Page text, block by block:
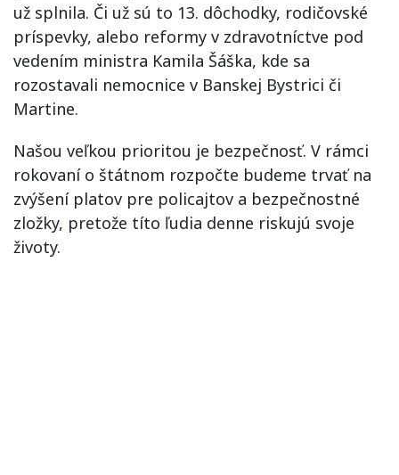
už splnila. Či už sú to 13. dôchodky, rodičovské
príspevky, alebo reformy v zdravotníctve pod
vedením ministra Kamila Šáška, kde sa
rozostavali nemocnice v Banskej Bystrici či
Martine.
Našou veľkou prioritou je bezpečnosť. V rámci
rokovaní o štátnom rozpočte budeme trvať na
zvýšení platov pre policajtov a bezpečnostné
zložky, pretože títo ľudia denne riskujú svoje
životy.